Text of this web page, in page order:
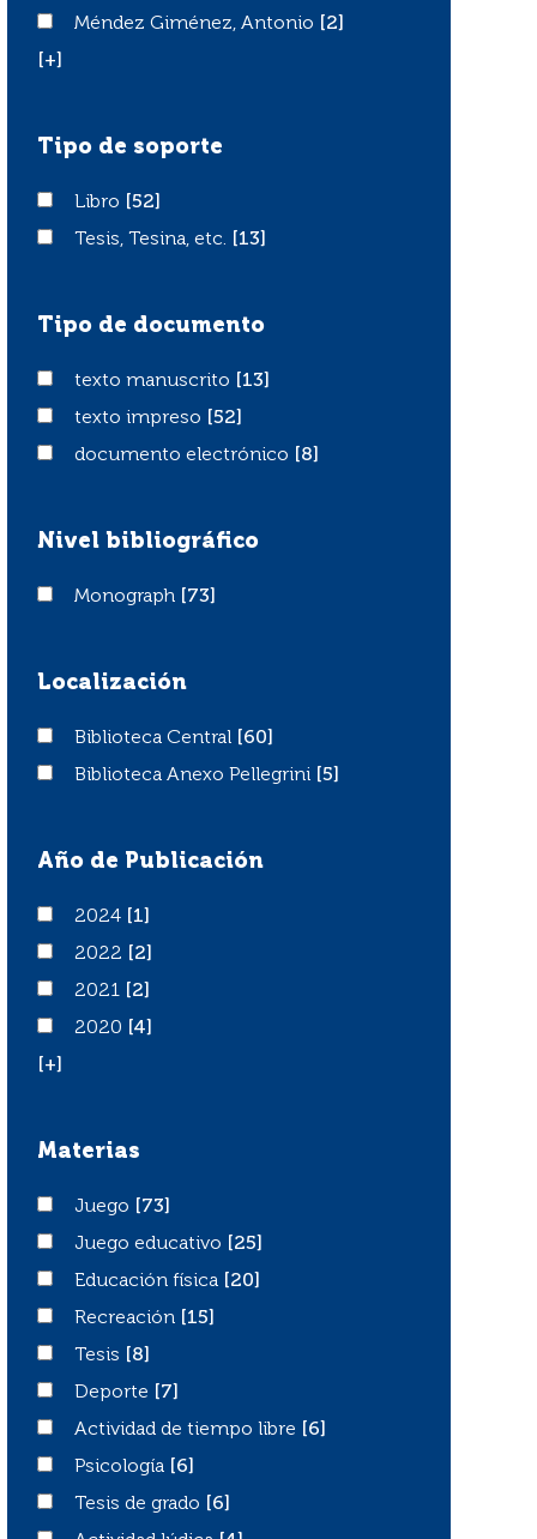
Méndez Giménez, Antonio
Méndez Giménez, Antonio
[2]
[+]
Tipo de soporte
LibroLibro
[52]
Tesis, Tesina, etc.
Tesis, Tesina, etc. [13]
Tipo de documento
texto manuscrito
texto manuscrito
[13]
texto impreso
texto impreso
[52]
documento electrónico
documento electrónico [8]
Nivel bibliográfico
Monograph
Monograph [73]
Localización
Biblioteca Central
Biblioteca Central
[60]
Biblioteca Anexo Pellegrini
Biblioteca Anexo Pellegrini [5]
Año de Publicación
20242024
[1]
20222022
[2]
20212021
[2]
20202020
[4]
[+]
Materias
JuegoJuego
[73]
Juego educativo
Juego educativo
[25]
Educación física
Educación física
[20]
Recreación
Recreación
[15]
TesisTesis
[8]
DeporteDeporte
[7]
Actividad de tiempo libre
Actividad de tiempo libre
[6]
Psicología
Psicología
[6]
Tesis de grado
Tesis de grado
[6]